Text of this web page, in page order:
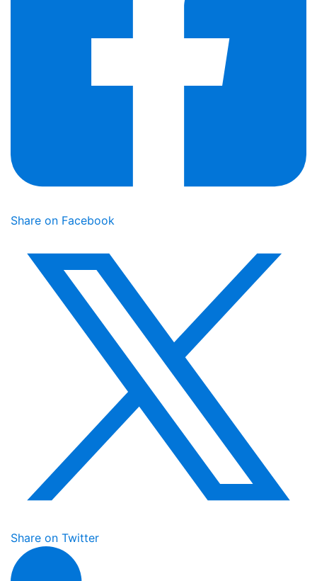
Share on Facebook
Share on Twitter